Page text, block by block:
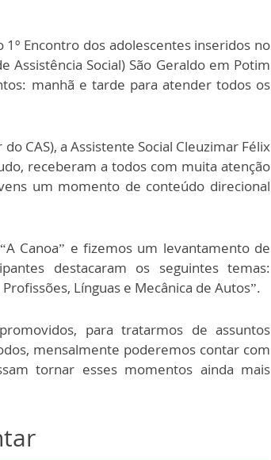
Encontro dos adolescentes inseridos no
Assistência Social) São Geraldo em Potim
manhã e tarde para atender todos os
CAS), a Assistente Social Cleuzimar Félix
receberam a todos com muita atenção
um momento de conteúdo direcional
Canoa” e fizemos um levantamento de
destacaram os seguintes temas:
Línguas e Mecânica de Autos”.
para tratarmos de assuntos
mensalmente poderemos contar com
tornar esses momentos ainda mais